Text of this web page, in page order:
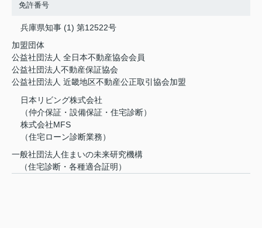
免許番号
兵庫県知事 (1) 第12522号
加盟団体
公益社団法人 全日本不動産協会会員
公益社団法人不動産保証協会
公益社団法人 近畿地区不動産公正取引協会加盟
日本リビング株式会社
（仲介保証・設備保証・住宅診断）
株式会社MFS
（住宅ローン診断業務）
一般社団法人住まいの未来研究機構
（住宅診断・各種適合証明）